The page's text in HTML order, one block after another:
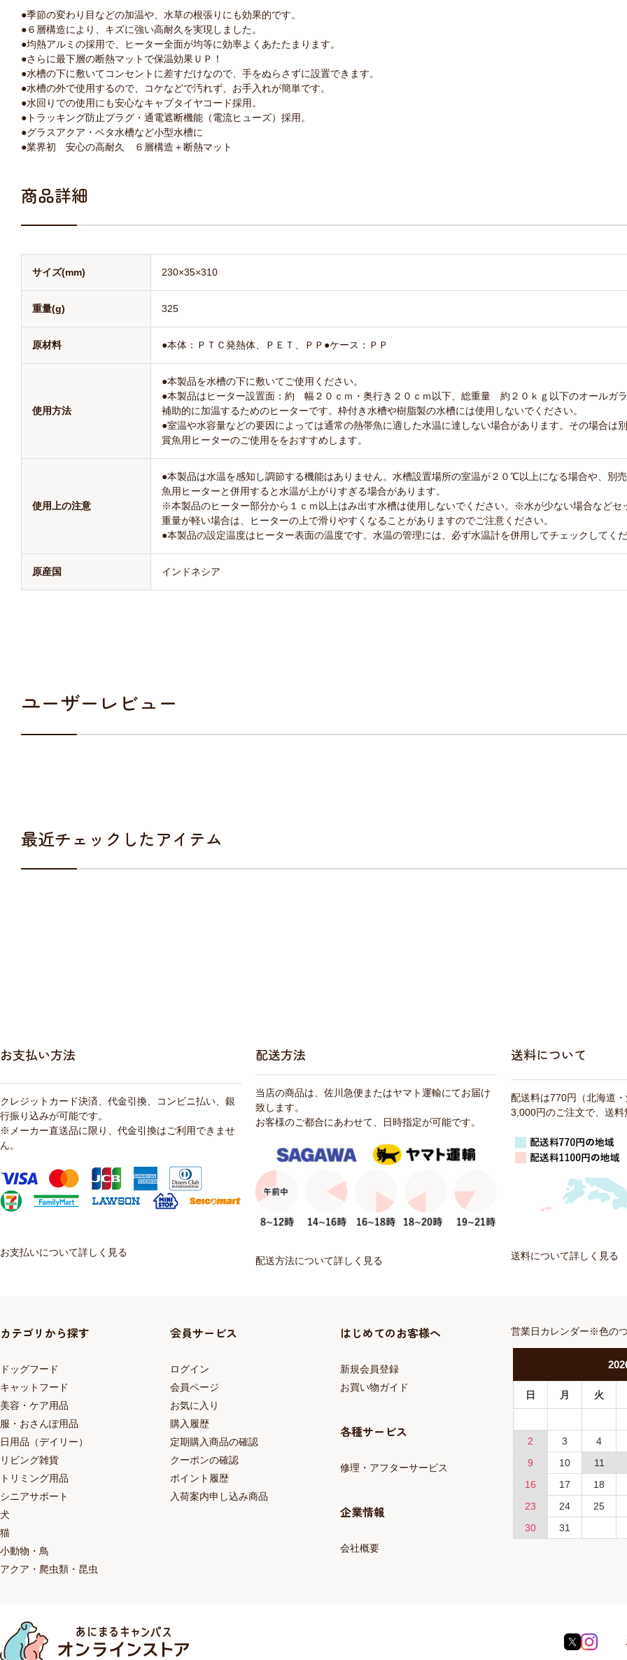
●季節の変わり目などの加温や、水草の根張りにも効果的です。
●６層構造により、キズに強い高耐久を実現しました。
●均熱アルミの採用で、ヒーター全面が均等に効率よくあたたまります。
●さらに最下層の断熱マットで保温効果ＵＰ！
●水槽の下に敷いてコンセントに差すだけなので、手をぬらさずに設置できます。
●水槽の外で使用するので、コケなどで汚れず、お手入れが簡単です。
●水回りでの使用にも安心なキャブタイヤコード採用。
●トラッキング防止プラグ・通電遮断機能（電流ヒューズ）採用。
●グラスアクア・ベタ水槽など小型水槽に
●業界初 安心の高耐久 ６層構造＋断熱マット
商品詳細
サイズ(mm) 230×35×310
重量(g) 325
原材料 ●本体：ＰＴＣ発熱体、ＰＥＴ、ＰＰ●ケース：ＰＰ
使用方法
●本製品を水槽の下に敷いてご使用ください。
●本製品はヒーター設置面：約 幅２０ｃｍ・奥行き２０ｃｍ以下、総重量 約２０ｋｇ以下のオールガ
補助的に加温するためのヒーターです。枠付き水槽や樹脂製の水槽には使用しないでください。
●室温や水容量などの要因によっては通常の熱帯魚に適した水温に達しない場合があります。その場合は
賞魚用ヒーターのご使用ををおすすめします。
使用上の注意
●本製品は水温を感知し調節する機能はありません。水槽設置場所の室温が２０℃以上になる場合や、別
魚用ヒーターと併用すると水温が上がりすぎる場合があります。
※本製品のヒーター部分から１ｃｍ以上はみ出す水槽は使用しないでください。※水が少ない場合などセ
重量が軽い場合は、ヒーターの上で滑りやすくなることがありますのでご注意ください。
●本製品の設定温度はヒーター表面の温度です。水温の管理には、必ず水温計を併用してチェックしてく
原産国 インドネシア
ユーザーレビュー
最近チェックしたアイテム
お支払い方法
クレジットカード決済、代金引換、コンビニ払い、銀
行振り込みが可能です。
※メーカー直送品に限り、代金引換はご利用できませ
ん。
お支払いについて詳しく見る
配送方法
当店の商品は、佐川急便またはヤマト運輸にてお届け
致します。
お客様のご都合にあわせて、日時指定が可能です。
配送方法について詳しく見る
送料について
配送料は770円（北海道
3,000円のご注文で、送
送料について詳しく見る
カテゴリから探す
ドッグフード
キャットフード
美容・ケア用品
服・おさんぽ用品
日用品（デイリー）
リビング雑貨
トリミング用品
シニアサポート
犬
猫
小動物・鳥
アクア・爬虫類・昆虫
会員サービス
ログイン
会員ページ
お気に入り
購入履歴
定期購入商品の確認
クーポンの確認
ポイント履歴
入荷案内申し込み商品
はじめてのお客様へ
新規会員登録
お買い物ガイド
各種サービス
修理・アフターサービス
企業情報
会社概要
営業日カレンダー※色の
日 月 火
2 3
4
9
10
11
16
17
18
23
24
25
30
31